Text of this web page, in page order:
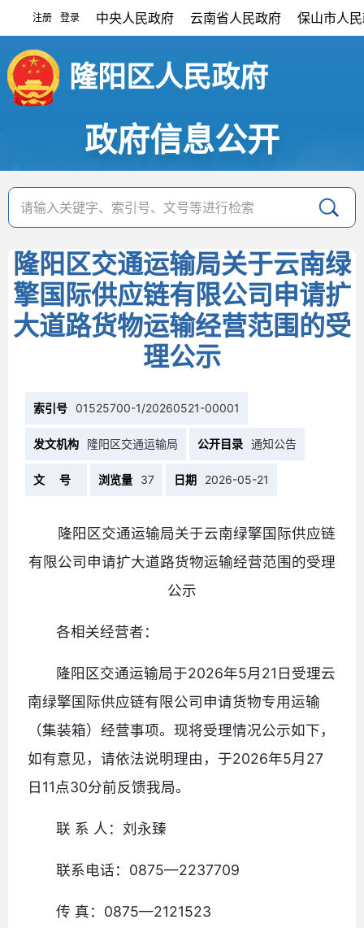
注册 登录 中央人民政府 云南省人民政府 保山市人
隆阳区人民政府
政府信息公开
隆阳区交通运输局关于云南绿
擎国际供应链有限公司申请扩
大道路货物运输经营范围的受
理公示
索引号 01525700-1/20260521-00001
发文机构 隆阳区交通运输局 公开目录 通知公告
文 号 浏览量 37 日期 2026-05-21
隆阳区交通运输局关于云南绿擎国际供应链
有限公司申请扩大道路货物运输经营范围的受理
公示
各相关经营者：
隆阳区交通运输局于2026年5月21日受理云
南绿擎国际供应链有限公司申请货物专用运输
（集装箱）经营事项。现将受理情况公示如下，
如有意见，请依法说明理由，于2026年5月27
日11点30分前反馈我局。
联 系 人：刘永臻
联系电话：0875—2237709
传 真：0875—2121523